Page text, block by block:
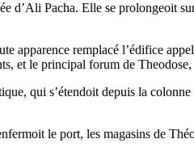
d’Ali Pacha. Elle se prolongeoit
apparence remplacé l’édifice
et le principal forum de
qui s’étendoit depuis la
le port, les magasins de